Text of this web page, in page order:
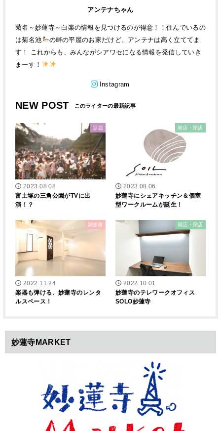
アンテナちゃん
菊名～妙蓮寺～白楽の情報を見つけるのが得意！！住んでいるの
は菊名池
の畔の平屋のお家だけど、アンテナは高く立ててま
す！ これからも、みんながシアワセになる情報を発信していき
まーす！
Instagram
NEW POST
話題
2023.08.08
富士塚の三角公園がTVに出
演！？
開店・閉店
2023.08.06
妙蓮寺にシェアキッチン＆個室
型ワークルームが誕生！
調査隊
2022.11.24
楽器も弾ける、妙蓮寺のレンタ
ルスペース！
開店・閉店
2022.10.01
妙蓮寺のテレワークオフィス
SOLO妙蓮寺
妙蓮寺MARKET